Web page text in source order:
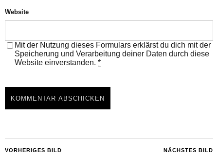
Website
Mit der Nutzung dieses Formulars erklärst du dich mit der
Speicherung und Verarbeitung deiner Daten durch diese
Website einverstanden. *
NÄCHSTES BILD
VORHERIGES BILD